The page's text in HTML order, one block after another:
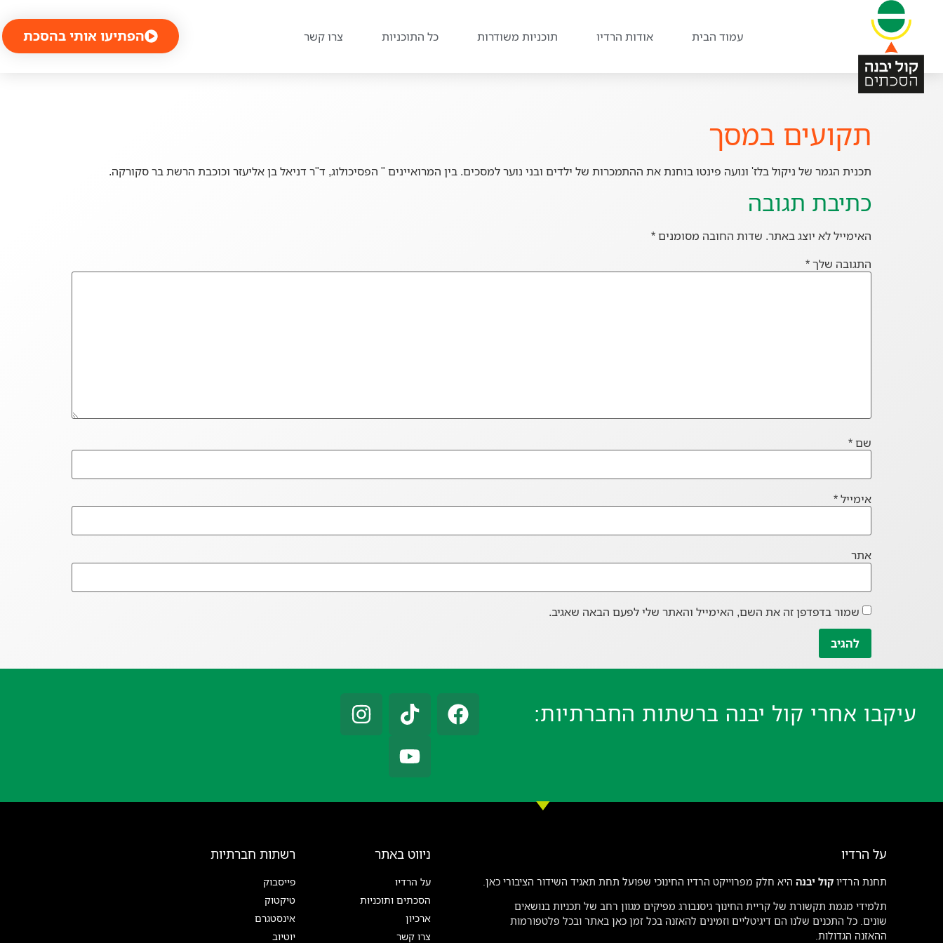
עמוד הבית אודות הרדיו תוכניות משודרות כל התוכניות צרו קשר הפתיעו אותי בהסכת
תקועים במסך
תכנית הגמר של ניקול בלז' ונועה פינטו בוחנת את ההתמכרות של ילדים ובני נוער למסכים. בין המרואיינים " הפסיכולוג, ד"ר דניאל בן אליעזר וכוכבת הרשת בר סקורקה.
כתיבת תגובה
האימייל לא יוצג באתר. שדות החובה מסומנים*
התגובה שלך*
שם*
אימייל*
אתר
שמור בדפדפן זה את השם, האימייל והאתר שלי לפעם הבאה שאגיב.
עיקבו אחרי קול יבנה ברשתות החברתיות:
על הרדיו
תחנת הרדיו קול יבנה היא חלק מפרוייקט הרדיו החינוכי שפועל תחת תאגיד השידור הציבורי כאן.
תלמידי מגמת תקשורת של קריית החינוך גיסנבורג מפיקים מגוון רחב של תכניות בנושאים
שונים. כל התכנים שלנו הם דיגיטליים וזמינים להאזנה בכל זמן כאן באתר ובכל פלטפורמות
ההאזנה הגדולות.
ניווט באתר
על הרדיו
הסכתים ותוכניות
ארכיון
צרו קשר
רשתות חברתיות
פייסבוק
טיקטוק
אינסטגרם
יוטיוב